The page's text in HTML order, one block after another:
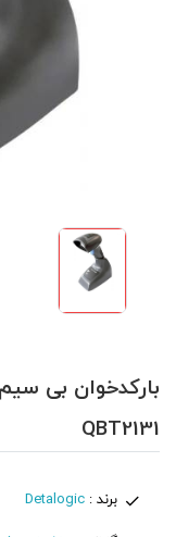
QBT2131
برند :Detalogic